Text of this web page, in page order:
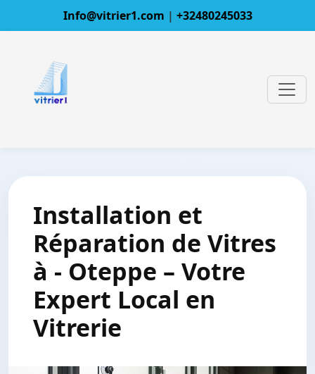
Info@vitrier1.com | +32480245033
Installation et
Réparation de Vitres
à - Oteppe – Votre
Expert Local en
Vitrerie